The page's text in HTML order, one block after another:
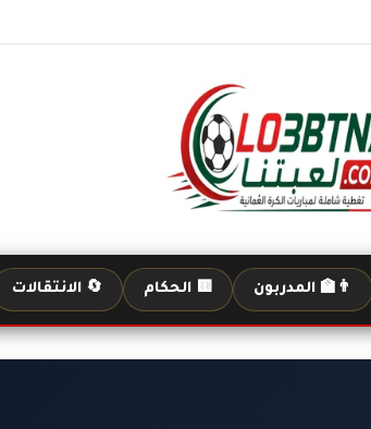
👨‍🏫 المدربون 🟨 الحكام 🔄 الانتقالات